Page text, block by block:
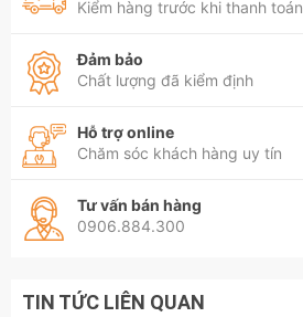
Kiểm hàng trước khi thanh toán
Đảm bảo
Chất lượng đã kiểm định
Hỗ trợ online
Chăm sóc khách hàng uy tín
Tư vấn bán hàng
0906.884.300
TIN TỨC LIÊN QUAN